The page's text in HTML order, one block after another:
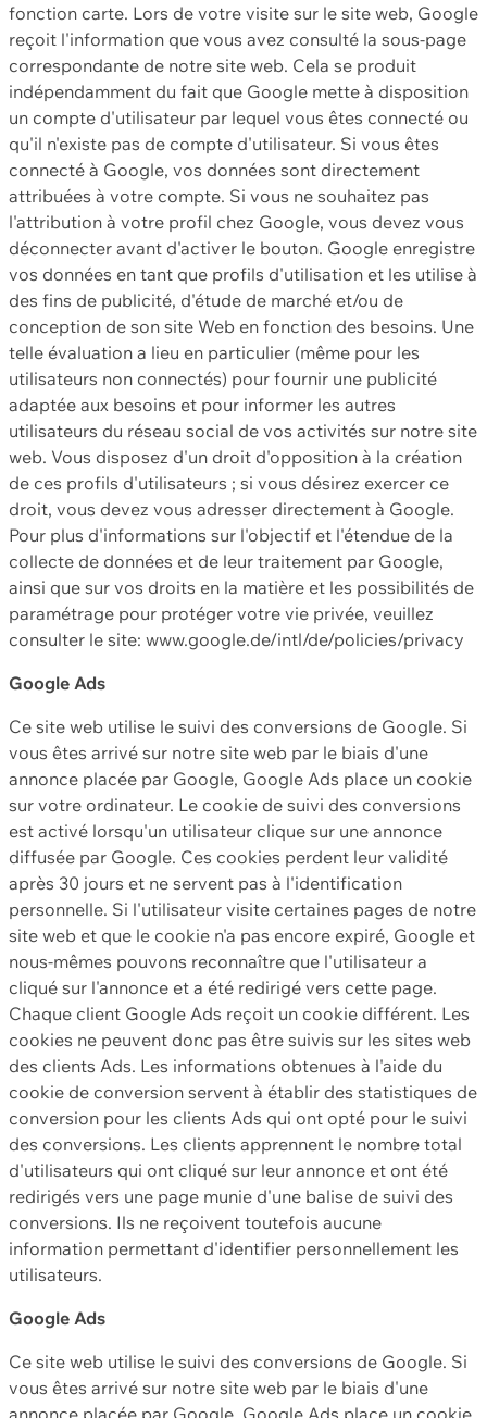
fonction carte. Lors de votre visite sur le site web, Google
reçoit l'information que vous avez consulté la sous-page
correspondante de notre site web. Cela se produit
indépendamment du fait que Google mette à disposition
un compte d'utilisateur par lequel vous êtes connecté ou
qu'il n'existe pas de compte d'utilisateur. Si vous êtes
connecté à Google, vos données sont directement
attribuées à votre compte. Si vous ne souhaitez pas
l'attribution à votre profil chez Google, vous devez vous
déconnecter avant d'activer le bouton. Google enregistre
vos données en tant que profils d'utilisation et les utilise à
des fins de publicité, d'étude de marché et/ou de
conception de son site Web en fonction des besoins. Une
telle évaluation a lieu en particulier (même pour les
utilisateurs non connectés) pour fournir une publicité
adaptée aux besoins et pour informer les autres
utilisateurs du réseau social de vos activités sur notre site
web. Vous disposez d'un droit d'opposition à la création
de ces profils d'utilisateurs ; si vous désirez exercer ce
droit, vous devez vous adresser directement à Google.
Pour plus d'informations sur l'objectif et l'étendue de la
collecte de données et de leur traitement par Google,
ainsi que sur vos droits en la matière et les possibilités de
paramétrage pour protéger votre vie privée, veuillez
consulter le site: www.google.de/intl/de/policies/privacy
Google Ads
Ce site web utilise le suivi des conversions de Google. Si
vous êtes arrivé sur notre site web par le biais d'une
annonce placée par Google, Google Ads place un cookie
sur votre ordinateur. Le cookie de suivi des conversions
est activé lorsqu'un utilisateur clique sur une annonce
diffusée par Google. Ces cookies perdent leur validité
après 30 jours et ne servent pas à l'identification
personnelle. Si l'utilisateur visite certaines pages de notre
site web et que le cookie n'a pas encore expiré, Google et
nous-mêmes pouvons reconnaître que l'utilisateur a
cliqué sur l'annonce et a été redirigé vers cette page.
Chaque client Google Ads reçoit un cookie différent. Les
cookies ne peuvent donc pas être suivis sur les sites web
des clients Ads. Les informations obtenues à l'aide du
cookie de conversion servent à établir des statistiques de
conversion pour les clients Ads qui ont opté pour le suivi
des conversions. Les clients apprennent le nombre total
d'utilisateurs qui ont cliqué sur leur annonce et ont été
redirigés vers une page munie d'une balise de suivi des
conversions. Ils ne reçoivent toutefois aucune
information permettant d'identifier personnellement les
utilisateurs.
Google Ads
Ce site web utilise le suivi des conversions de Google. Si
vous êtes arrivé sur notre site web par le biais d'une